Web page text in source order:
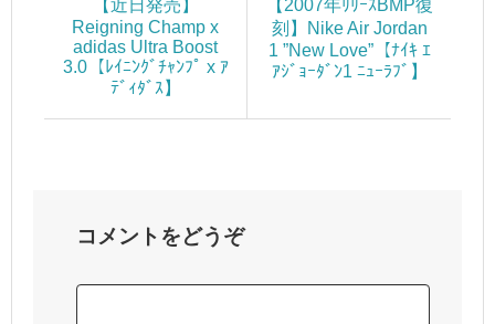
【近日発売】
Reigning Champ x
adidas Ultra Boost
3.0【ﾚｲﾆﾝｸﾞﾁｬﾝﾌﾟ x ｱ
ﾃﾞｨﾀﾞｽ】
【2007年ﾘﾘｰｽBMP復
刻】Nike Air Jordan
1 ”New Love”【ﾅｲｷ ｴ
ｱｼﾞｮｰﾀﾞﾝ1 ﾆｭｰﾗﾌﾞ】
コメントをどうぞ